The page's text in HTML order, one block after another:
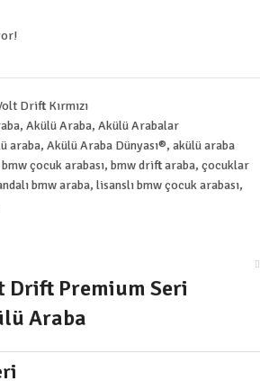
Drift Kırmızı
, Akülü Araba, Akülü Arabalar
araba, Akülü Araba Dünyası®, akülü araba
bmw çocuk arabası, bmw drift araba, çocuklar
bmw araba, lisanslı bmw çocuk arabası,
Drift Premium Seri
Araba